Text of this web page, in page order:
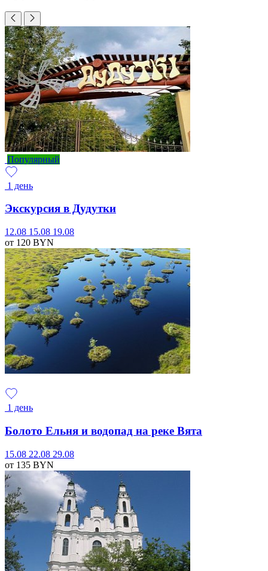
Популярный
1 день
Экскурсия в Дудутки
12.08 15.08 19.08
от 120 BYN
1 день
Болото Ельня и водопад на реке Вята
15.08 22.08 29.08
от 135 BYN